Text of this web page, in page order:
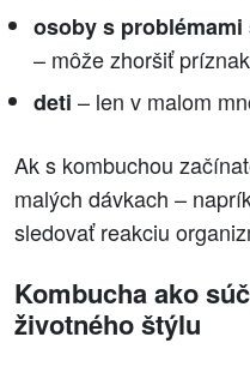
osoby s
– môže zhoršiť
deti – len v malom
Ak s kombuchou
malých dávkach –
sledovať reakciu
Kombucha ako
životného štýlu